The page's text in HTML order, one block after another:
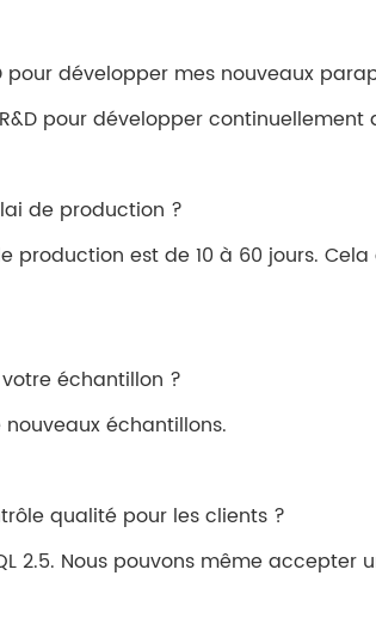
pour développer mes nouveaux
pour développer continuellement
de production ?
production est de 10 à 60 jours.
échantillon ?
échantillons.
qualité pour les clients ?
2.5. Nous pouvons même accepter